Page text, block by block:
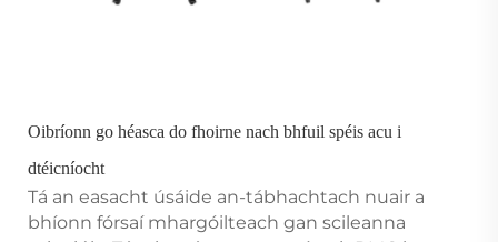
Oibríonn go héasca do fhoirne nach bhfuil spéis acu i
dtéicníocht
Tá an easacht úsáide an-tábhachtach nuair a
bhíonn fórsaí mhargóilteach gan scileanna